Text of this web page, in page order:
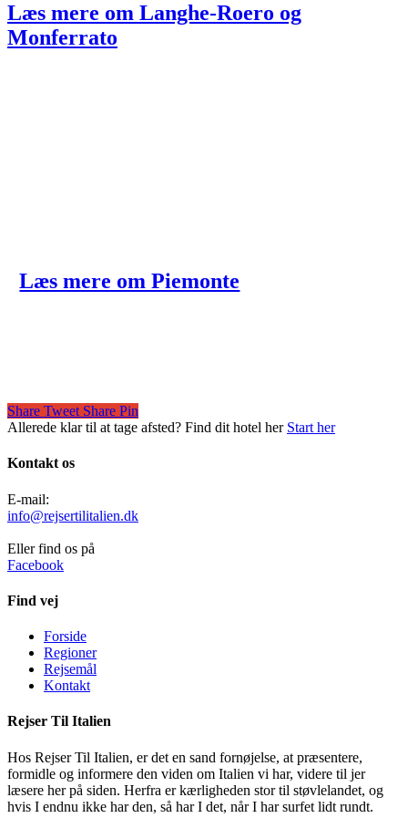
Læs mere om Langhe-Roero og
Monferrato
Læs mere om Piemonte
Share Tweet Share Pin
Allerede klar til at tage afsted? Find dit hotel her Start her
Kontakt os
E-mail:
info@rejsertilitalien.dk
Eller find os på
Facebook
Find vej
Forside
Regioner
Rejsemål
Kontakt
Rejser Til Italien
Hos Rejser Til Italien, er det en sand fornøjelse, at præsentere,
formidle og informere den viden om Italien vi har, videre til jer
læsere her på siden. Herfra er kærligheden stor til støvlelandet, og
hvis I endnu ikke har den, så har I det, når I har surfet lidt rundt.